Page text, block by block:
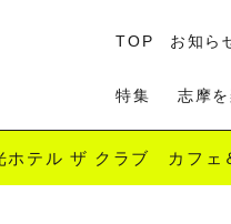
TOP お知ら
特集 志摩
ホテル ザ クラブ カフェ